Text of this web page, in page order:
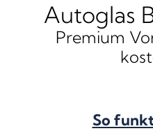
Autoglas
Premium
So